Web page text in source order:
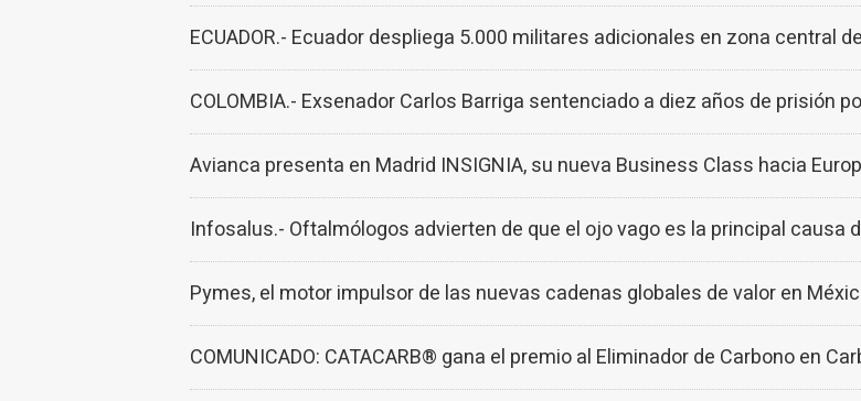
ECUADOR.- Ecuador despliega 5.000 militares adicionales en zona central
COLOMBIA.- Exsenador Carlos Barriga sentenciado a diez años de prisión
Avianca presenta en Madrid INSIGNIA, su nueva Business Class hacia
Infosalus.- Oftalmólogos advierten de que el ojo vago es la principal causa
Pymes, el motor impulsor de las nuevas cadenas globales de valor en
COMUNICADO: CATACARB® gana el premio al Eliminador de Carbono en